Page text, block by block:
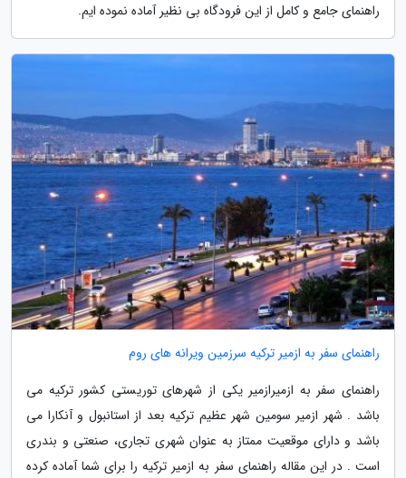
راهنمای جامع و کامل از این فرودگاه بی نظیر آماده نموده ایم.
راهنمای سفر به ازمیر ترکیه سرزمین ویرانه های روم
راهنمای سفر به ازمیرازمیر یکی از شهرهای توریستی کشور ترکیه می
باشد . شهر ازمیر سومین شهر عظیم ترکیه بعد از استانبول و آنکارا می
باشد و دارای موقعیت ممتاز به عنوان شهری تجاری، صنعتی و بندری
است . در این مقاله راهنمای سفر به ازمیر ترکیه را برای شما آماده کرده